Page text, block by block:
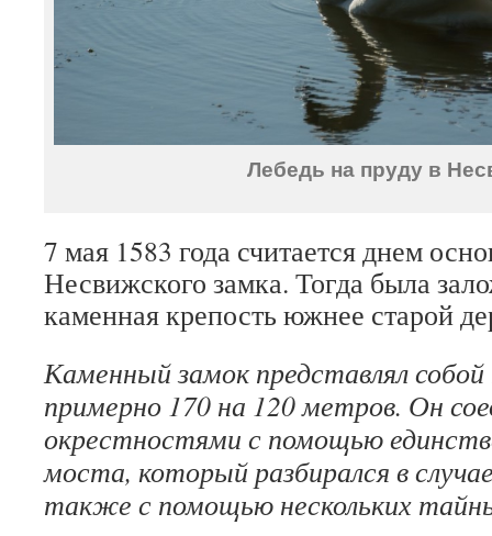
Лебедь на пруду в
7 мая 1583 года считается днем
Несвижского замка. Тогда была
каменная крепость южнее старой
Каменный замок представлял собой
примерно 170 на 120 метров. Он
окрестностями с помощью
моста, который разбирался в
также с помощью нескольких